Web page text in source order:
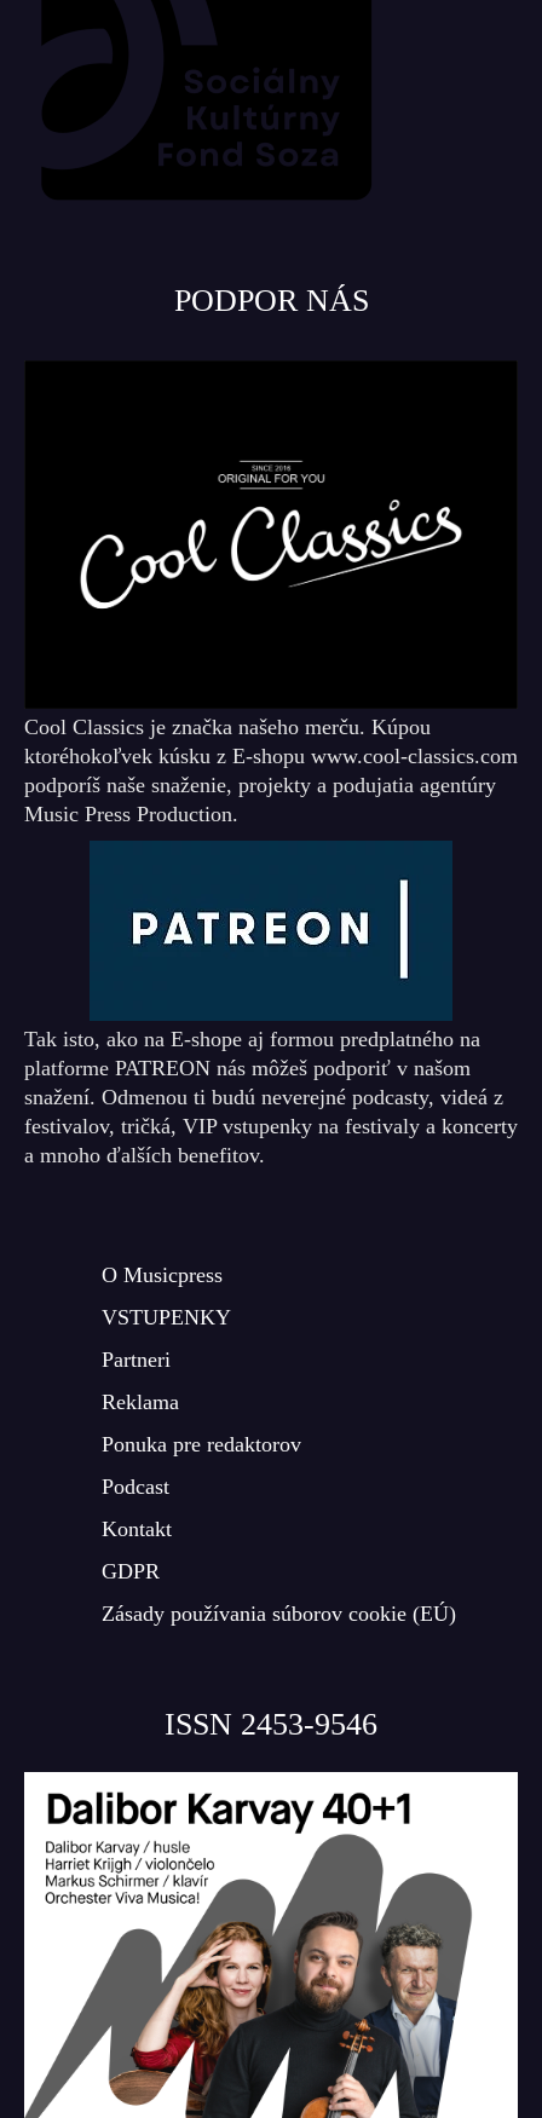
PODPOR NÁS
Cool Classics je značka našeho merču. Kúpou
ktoréhokoľvek kúsku z E-shopu www.cool-classics.com
podporíš naše snaženie, projekty a podujatia agentúry
Music Press Production.
Tak isto, ako na E-shope aj formou predplatného na
platforme PATREON nás môžeš podporiť v našom
snažení. Odmenou ti budú neverejné podcasty, videá z
festivalov, tričká, VIP vstupenky na festivaly a koncerty
a mnoho ďalších benefitov.
O Musicpress
VSTUPENKY
Partneri
Reklama
Ponuka pre redaktorov
Podcast
Kontakt
GDPR
Zásady používania súborov cookie (EÚ)
ISSN 2453-9546